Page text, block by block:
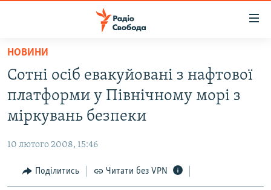
Перейти
основного
матеріалу
Перейти
до
основної
Перейти
до
РАДІО СВОБОДА – 70 РОКІВ
ВСЕ ЗА ДОБУ
СТАТТІ
СУСПІЛЬСТВО
РОСІЙСЬКА «ФІЛЬТРАЦІЯ»
ДОНБАС.РЕАЛІЇ
НОВИНИ
Сотні осіб евакуйовані з нафтової
платформи у Північному морі з
міркувань безпеки
10 лютого 2008, 15:46
Поділитись Читати без VPN